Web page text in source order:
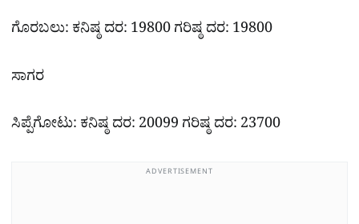
ಗೊರಬಲು: ಕನಿಷ್ಠ ದರ: 19800 ಗರಿಷ್ಠ ದರ: 19800
ಸಾಗರ
ಸಿಪ್ಪೆಗೋಟು: ಕನಿಷ್ಠ ದರ: 20099 ಗರಿಷ್ಠ ದರ: 23700
ADVERTISEMENT